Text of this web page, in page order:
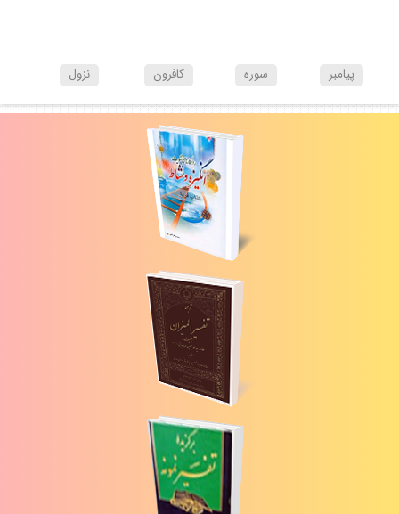
پيامبر سوره كافرون نزول